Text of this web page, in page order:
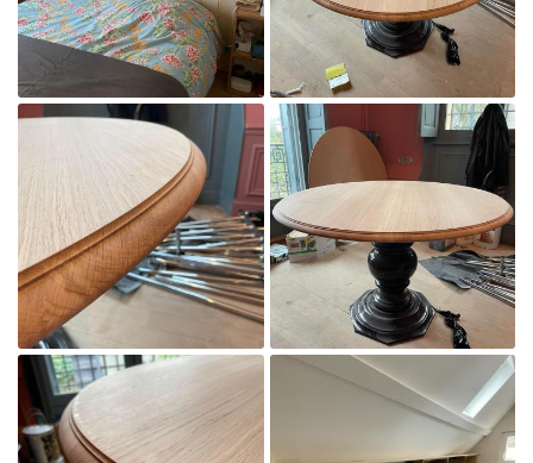
NOS RÉALISATIONS
AVIS
CONTACT

Agrandir la photo
